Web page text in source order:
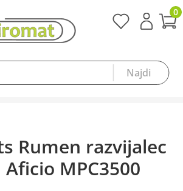
0
Rumen razvijalec
Aficio MPC3500